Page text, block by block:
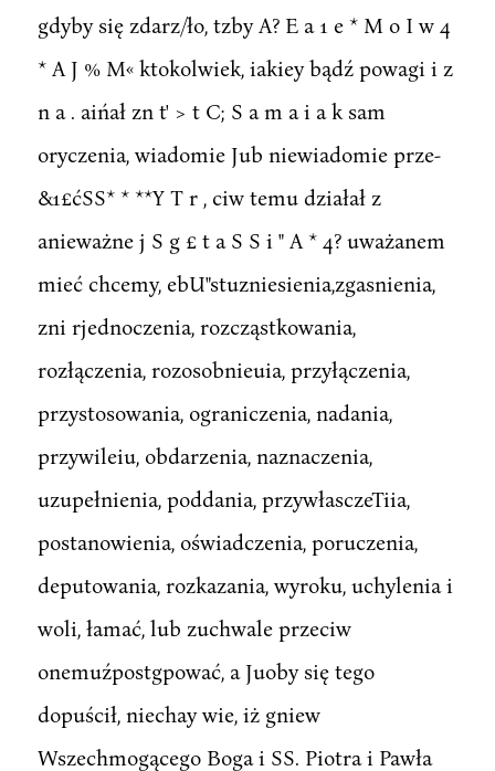
gdyby się zdarz/ło, tzby A? E a 1 e * M o I w 4
* A J % M« ktokolwiek, iakiey bądź powagi i z
n a . aińał zn t' > t C; S a m a i a k sam
oryczenia, wiadomie Jub niewiadomie prze-
&1£ćSS* * **Y T r , ciw temu działał z
anieważne j S g £ t a S S i " A * 4? uważanem
mieć chcemy, ebU"stuzniesienia,zgasnienia,
zni rjednoczenia, rozcząstkowania,
rozłączenia, rozosobnieuia, przyłączenia,
przystosowania, ograniczenia, nadania,
przywileiu, obdarzenia, naznaczenia,
uzupełnienia, poddania, przywłasczeTiia,
postanowienia, oświadczenia, poruczenia,
deputowania, rozkazania, wyroku, uchylenia i
woli, łamać, lub zuchwale przeciw
onemuźpostgpować, a Juoby się tego
dopuścił, niechay wie, iż gniew
Wszechmogącego Boga i SS. Piotra i Pawła